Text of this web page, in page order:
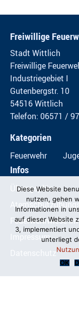
Freiwillige
Stadt Wittlich
Freiwillige
Industriegebiet I
Gutenbergstr. 10
54516 Wittlich
Telefon: 06571 /
Kategorien
Feuerwehr
Infos
Übungspläne
Feuerwehrwiese
Impressum
Diese Website
nutzen, gehen
Informationen in
auf dieser Website
3, implementiert
unterliegt
OK